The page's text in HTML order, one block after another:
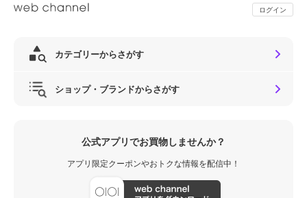
ログイン
カテゴリーからさがす
ショップ・ブランドからさがす
公式アプリでお買物しませんか？
アプリ限定クーポンやおトクな情報を配信中！